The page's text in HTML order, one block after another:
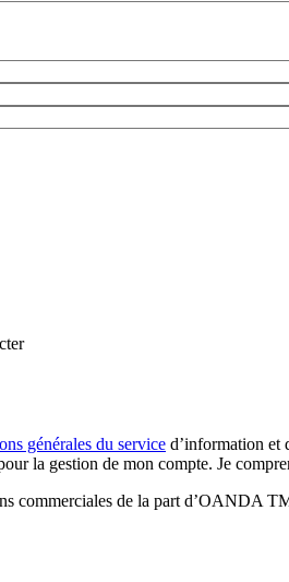
générales du service d’information et
la gestion de mon compte. Je
commerciales de la part d’OANDA